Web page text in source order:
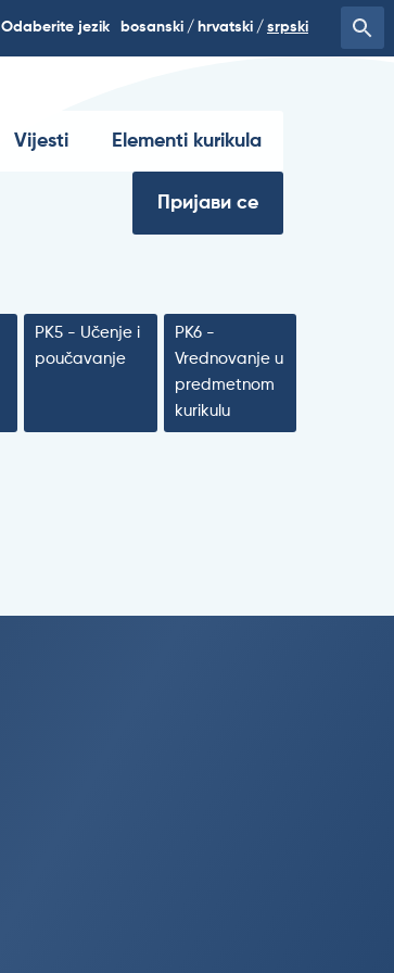
Odaberite jezik bosanski hrvatski srpski
Vijesti Elementi kurikula
Пријави се
PK5 - Učenje i
poučavanje
PK6 -
Vrednovanje u
predmetnom
kurikulu